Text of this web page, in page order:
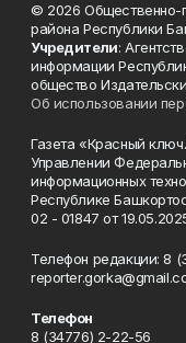
© 2026 Общественно-
района Республики
Учредители:
информации
общество
Об использовании
Газета «Красный
Управлении
информационных
Республике
02 - 01847 от
Телефон редакции: 8
Телефон
8 (34776) 2-22-56